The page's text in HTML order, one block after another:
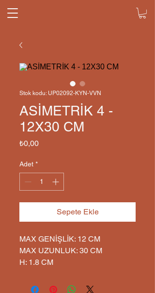
Stok kodu: UP02092-KYN-VVN
ASİMETRİK 4 -
12X30 CM
₺0,00Fiyat
Adet *
Sepete Ekle
MAX GENİŞLİK: 12 CM
MAX UZUNLUK: 30 CM
H: 1.8 CM